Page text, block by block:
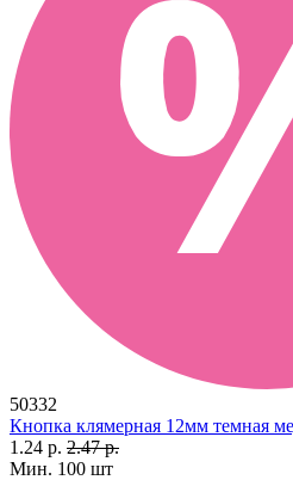
50332
Кнопка клямерная 12мм темная
1.24 р. 2.47 р.
Мин. 100 шт